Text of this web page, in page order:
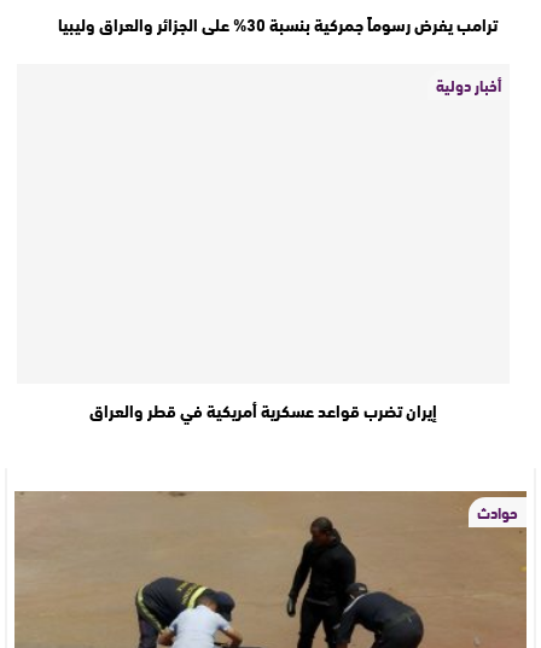
ترامب يفرض رسوماً جمركية بنسبة 30% على الجزائر والعراق وليبيا
أخبار دولية
إيران تضرب قواعد عسكرية أمريكية في قطر والعراق
حوادث